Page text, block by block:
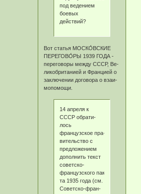
под ведением
боевых
действий?
Вот статья МОСКО́ВСКИЕ
ПЕРЕГОВО́РЫ 1939 ГОДА -
переговоры ме­ж­ду СССР, Ве­
ли­ко­бри­та­ни­ей и Фран­ци­ей о
за­клю­че­нии до­го­во­ра о взаи­
мо­по­мо­щи.
14 апреля к
СССР об­ра­ти­
лось
французское пра­
ви­тель­ст­во с
пред­ло­же­ни­ем
до­пол­нить текст
советско-
французского пак­
та 1935 года (см.
Со­вет­ско-фран­